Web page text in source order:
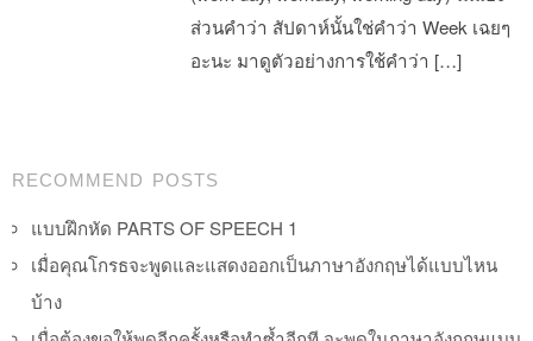
ส่วนคำว่า สัปดาห์นั้นใช่คำว่า Week เฉยๆ
อะนะ มาดูตัวอย่างการใช้คำว่า […]
Post navigation
RECOMMEND POSTS
แบบฝึกหัด PARTS OF SPEECH 1
เมื่อคุณโกรธจะพูดและแสดงออกเป็นภาษาอังกฤษได้แบบไหน
บ้าง